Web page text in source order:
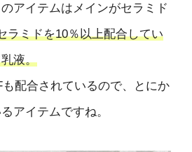
アイテムはメインがセラミド
ラミドを10％以上配合してい
液。
配合されているので、とにか
アイテムですね。